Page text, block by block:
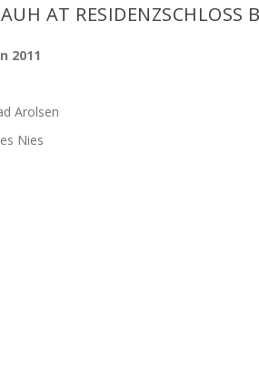
AT RESIDENZSCHLOSS
2011
Arolsen
Nies